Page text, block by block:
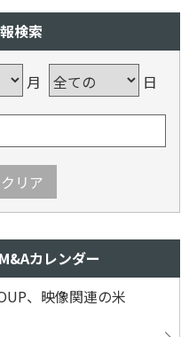
検索
月 日
クリア
カレンダー
、映像関連の米